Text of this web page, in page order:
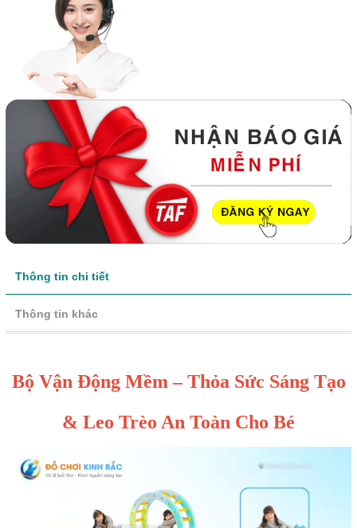
Thông tin chi tiết
Thông tin khác
Bộ Vận Động Mềm – Thỏa Sức Sáng Tạo
& Leo Trèo An Toàn Cho Bé